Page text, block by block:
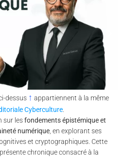
dessus ↑ appartiennent à la même
Cyberculture.
sur lesfondements épistémique et
numérique , en explorant ses
et cryptographiques. Cette
chronique consacré à la